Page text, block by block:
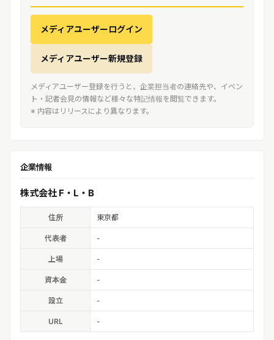
メディアユーザーログイン
メディアユーザー新規登録
メディアユーザー登録を行うと、企業担当者の連絡先や、イベン
ト・記者会見の情報など様々な特記情報を閲覧できます。
※ 内容はリリースにより異なります。
企業情報
株式会社 F・L・B
住所 東京都
代表者 -
上場 -
資本金 -
設立 -
URL -